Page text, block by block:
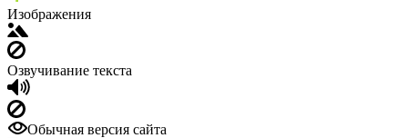
Изображения
Озвучивание текста
Обычная версия сайта